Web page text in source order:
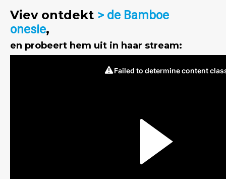
Viev ontdekt > de Bamboe
onesie,
en probeert hem uit in haar stream: